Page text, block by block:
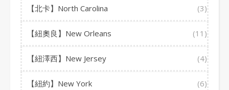
【北卡】North Carolina (3)
【紐奧良】New Orleans (11)
【紐澤西】New Jersey (4)
【紐約】New York (6)